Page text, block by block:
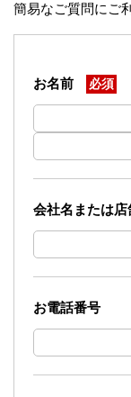
簡易なご質問にご
お名前 必須
会社名または店
お電話番号